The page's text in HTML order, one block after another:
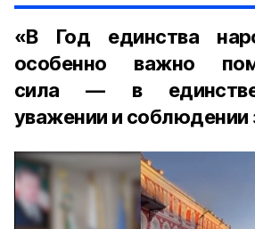
«В Год единства
особенно важно
сила — в
уважении и соблюдении